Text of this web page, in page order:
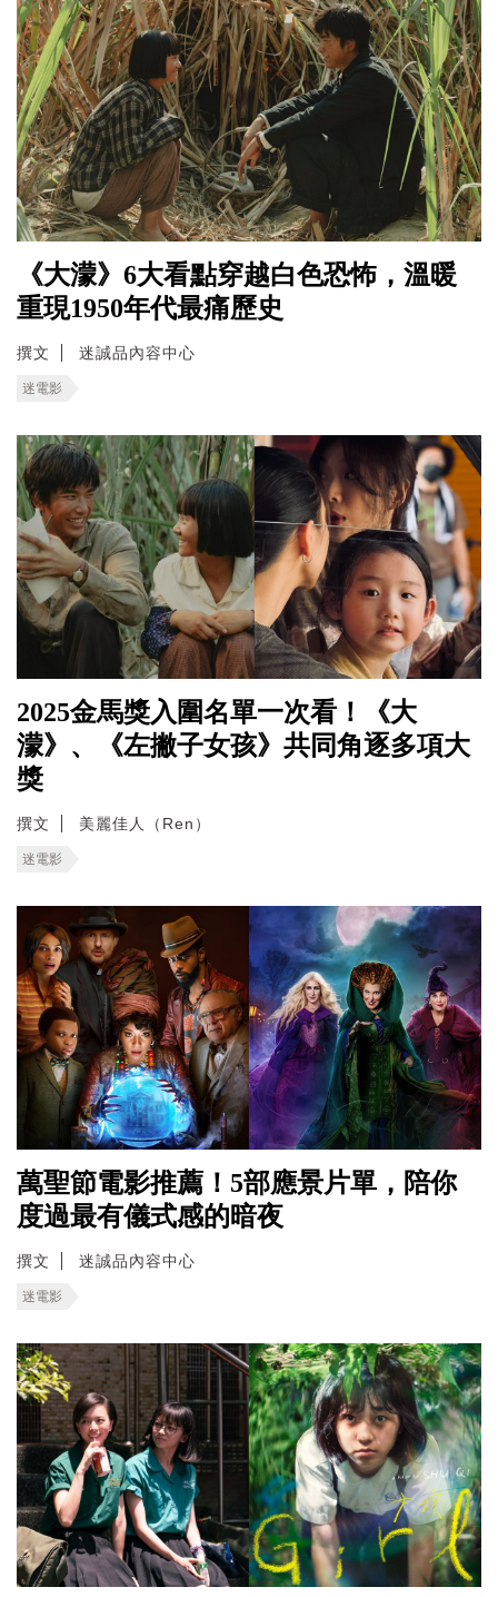
《大濛》6大看點穿越白色恐怖，溫暖
重現1950年代最痛歷史
撰文 迷誠品內容中心
迷電影
2025金馬獎入圍名單一次看！《大
濛》、《左撇子女孩》共同角逐多項大
獎
撰文 美麗佳人（Ren）
迷電影
萬聖節電影推薦！5部應景片單，陪你
度過最有儀式感的暗夜
撰文 迷誠品內容中心
迷電影